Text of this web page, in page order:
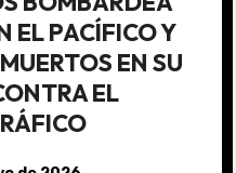
EL PACÍFICO Y
EN SU
EL